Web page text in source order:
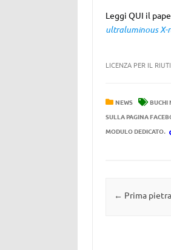
Leggi QUI il
ultraluminous X-
LICENZA PER IL
NEWS BUCHI
SULLA PAGINA
MODULO DEDICATO.
Navigazione
← Prima